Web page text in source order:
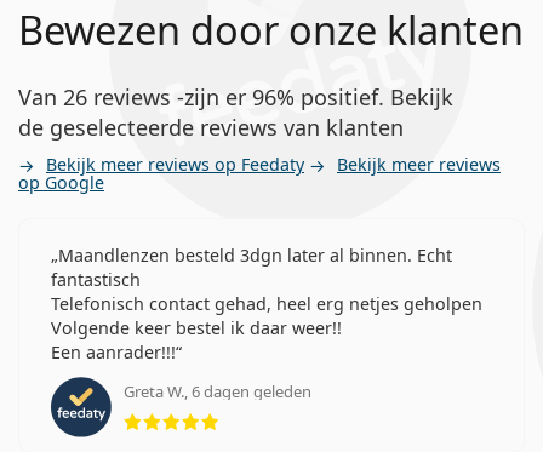
Bewezen door onze klanten
Van 26 reviews -zijn er 96% positief. Bekijk
de geselecteerde reviews van klanten
Bekijk meer reviews op Feedaty Bekijk meer reviews
op Google
Maandlenzen besteld 3dgn later al binnen. Echt
fantastisch
Telefonisch contact gehad, heel erg netjes geholpen
Volgende keer bestel ik daar weer!!
Een aanrader!!!
Greta W., 6 dagen geleden
Beoordeling 5 van 5